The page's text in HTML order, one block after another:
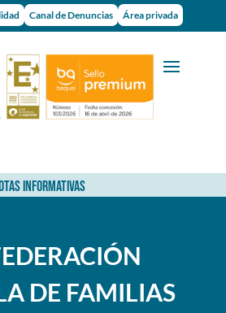
Canal de Denuncias Área privada
INFORMATIVAS
DE FAMILIAS